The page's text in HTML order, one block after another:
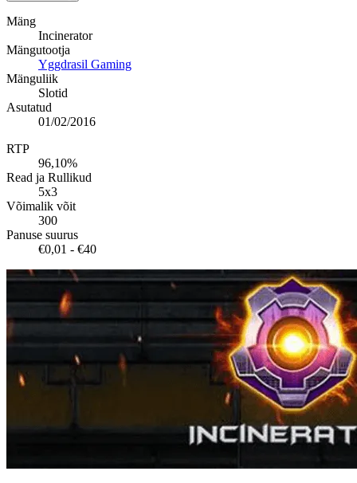
Mäng
Incinerator
Mängutootja
Yggdrasil Gaming
Mänguliik
Slotid
Asutatud
01/02/2016
RTP
96,10%
Read ja Rullikud
5x3
Võimalik võit
300
Panuse suurus
€0,01 - €40